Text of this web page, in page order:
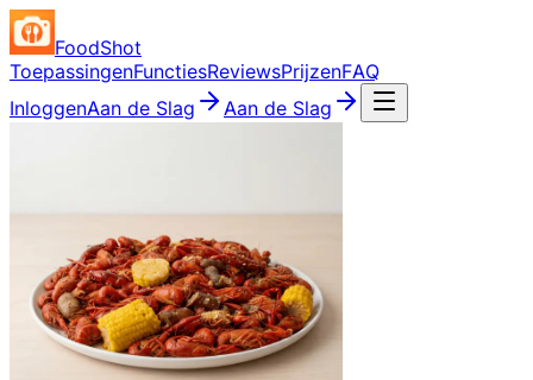
FoodShot
ToepassingenFunctiesReviewsPrijzenFAQ
InloggenAan de Slag Aan de Slag